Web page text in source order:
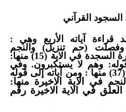
القرآني
آياته الأربع وهي :
وفصلت (حم تنزيل) والنجم
ففي سورة السجدة في الاية (15) منها:
قوله: وهم لا يستكبرون. وفي
سورة فصلت في الاية (37) منها : ومن آياته إلى قوله
في الاية الاخيرة منها:
العلق في الاية الاخيرة رقم